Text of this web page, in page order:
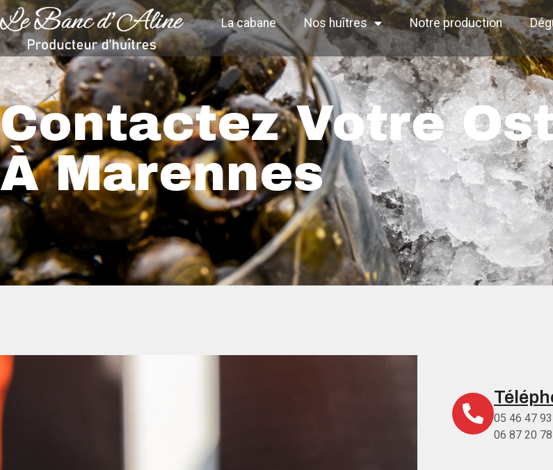
La cabane Nos huîtres Notre production
Contactez Votre
À Marennes
05 46 47
06 87 20